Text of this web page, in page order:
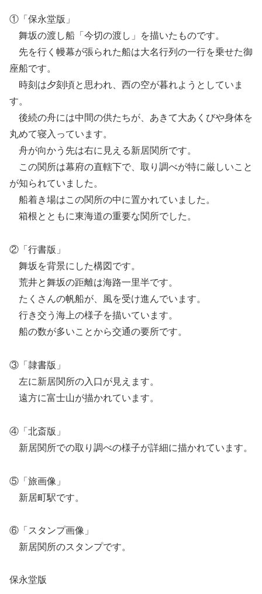
①「保永堂版」
舞坂の渡し船「今切の渡し」を描いたものです。
先を行く幔幕が張られた船は大名行列の一行を乗せた御
座船です。
時刻は夕刻頃と思われ、西の空が暮れようとしていま
す。
後続の舟には中間の供たちが、あきて大あくびや身体を
丸めて寝入っています。
舟が向かう先は右に見える新居関所です。
この関所は幕府の直轄下で、取り調べが特に厳しいこと
が知られていました。
船着き場はこの関所の中に置かれていました。
箱根とともに東海道の重要な関所でした。
②「行書版」
舞坂を背景にした構図です。
荒井と舞坂の距離は海路一里半です。
たくさんの帆船が、風を受け進んでいます。
行き交う海上の様子を描いています。
船の数が多いことから交通の要所です。
③「隷書版」
左に新居関所の入口が見えます。
遠方に富士山が描かれています。
④「北斎版」
新居関所での取り調べの様子が詳細に描かれています。
⑤「旅画像」
新居町駅です。
⑥「スタンプ画像」
新居関所のスタンプです。
保永堂版